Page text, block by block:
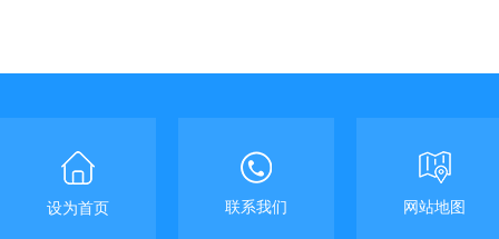
设为首页 联系我们 网站地图